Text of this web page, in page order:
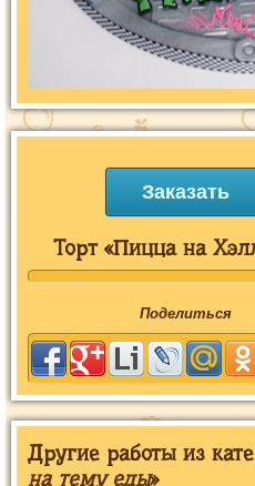
Заказать
Торт «Пицца на
Поделиться
Другие работы из
на тему еды»